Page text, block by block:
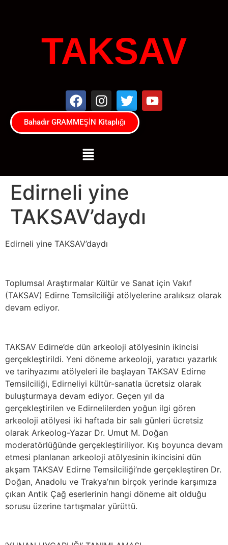
TAKSAV
Bahadır GRAMMEŞİN Kitaplığı
Edirneli yine
TAKSAV’daydı
Edirneli yine TAKSAV’daydı
Toplumsal Araştırmalar Kültür ve Sanat için Vakıf
(TAKSAV) Edirne Temsilciliği atölyelerine aralıksız olarak
devam ediyor.
TAKSAV Edirne’de dün arkeoloji atölyesinin ikincisi
gerçekleştirildi. Yeni döneme arkeoloji, yaratıcı yazarlık
ve tarihyazımı atölyeleri ile başlayan TAKSAV Edirne
Temsilciliği, Edirneliyi kültür-sanatla ücretsiz olarak
buluşturmaya devam ediyor. Geçen yıl da
gerçekleştirilen ve Edirnelilerden yoğun ilgi gören
arkeoloji atölyesi iki haftada bir salı günleri ücretsiz
olarak Arkeolog-Yazar Dr. Umut M. Doğan
moderatörlüğünde gerçekleştiriliyor. Kış boyunca devam
etmesi planlanan arkeoloji atölyesinin ikincisini dün
akşam TAKSAV Edirne Temsilciliği’nde gerçekleştiren Dr.
Doğan, Anadolu ve Trakya’nın birçok yerinde karşımıza
çıkan Antik Çağ eserlerinin hangi döneme ait olduğu
sorusu üzerine tartışmalar yürüttü.